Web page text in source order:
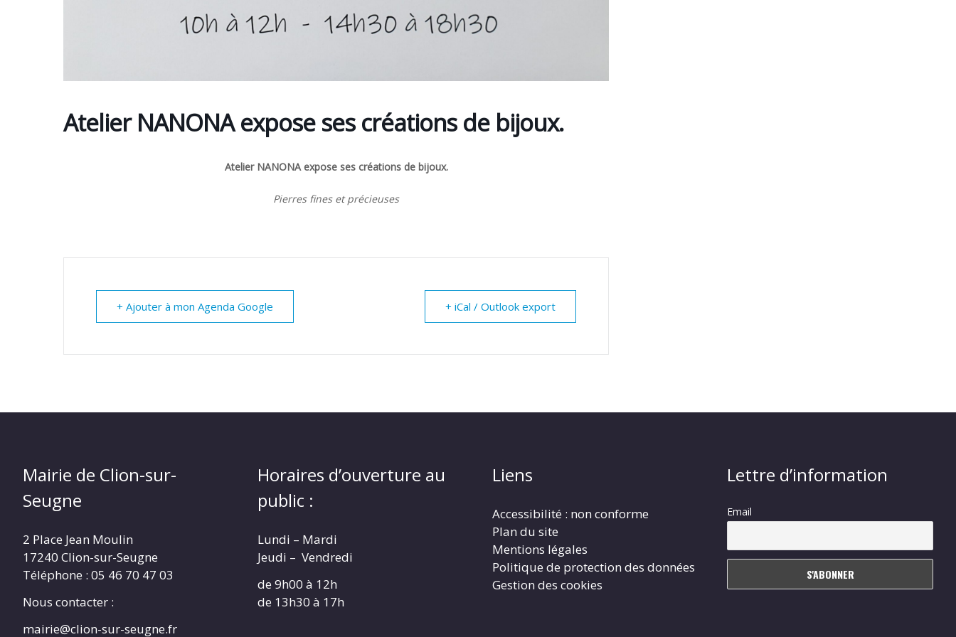
Atelier NANONA expose ses créations de bijoux.
Atelier NANONA expose ses créations de bijoux.
Pierres fines et précieuses
+ Ajouter à mon Agenda Google + iCal / Outlook export
Mairie de Clion-sur-
Seugne
2 Place Jean Moulin
17240 Clion-sur-Seugne
Téléphone : 05 46 70 47 03
Nous contacter :
mairie@clion-sur-seugne.fr
Horaires d’ouverture au
public :
Lundi – Mardi
Jeudi – Vendredi
de 9h00 à 12h
de 13h30 à 17h
Liens
Accessibilité : non conforme
Plan du site
Mentions légales
Politique de protection des données
Gestion des cookies
Lettre d’information
Email